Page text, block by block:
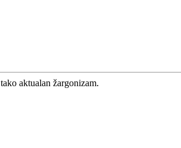
aktualan žargonizam.